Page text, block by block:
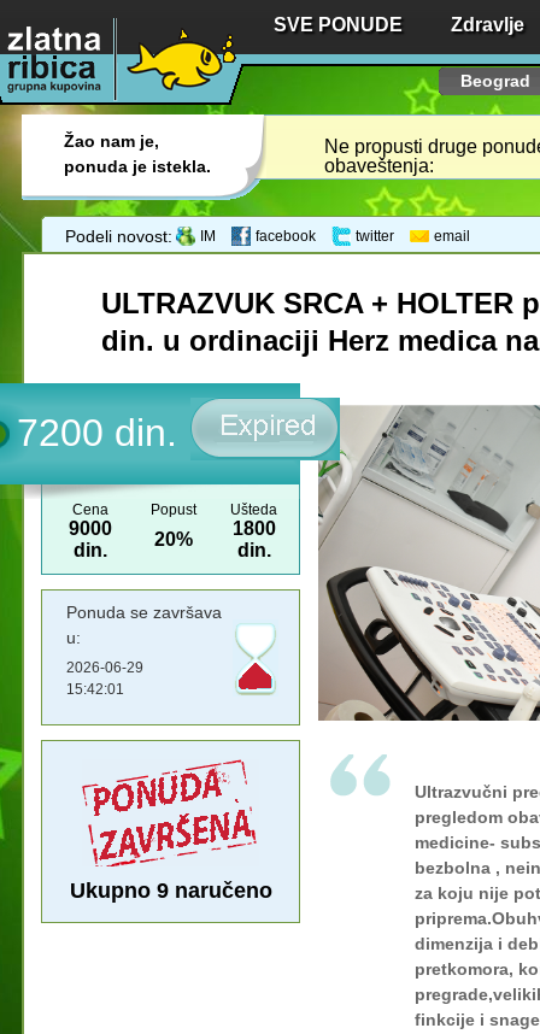
Beograd
SVE PONUDE Zdravlje
Žao nam je,
ponuda je istekla.
Ne propusti druge
obaveštenja:
Podeli novost: IM facebook twitter email
ULTRAZVUK SRCA + HOLTER
din. u ordinaciji Herz medica
7200 din.
Cena Popust Ušteda
9000
din.
20%
1800
din.
Ponuda se završava
u:
2026-06-29
15:42:01
Ukupno 9naručeno
Ultrazvučni
pregledom
medicine-
bezbolna ,
za koju nije
dimenzija i
pretkomora,
finkcije i